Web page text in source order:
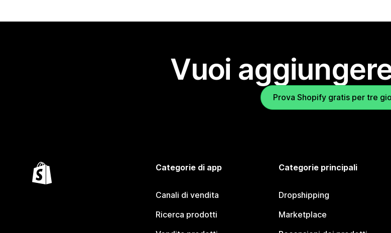
Vuoi
Prova Shopify gratis per tre
Categorie di app
Canali di vendita
Ricerca prodotti
Categorie principali
Dropshipping
Marketplace